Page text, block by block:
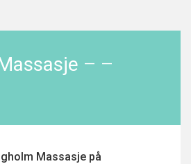
– –
Massasje på